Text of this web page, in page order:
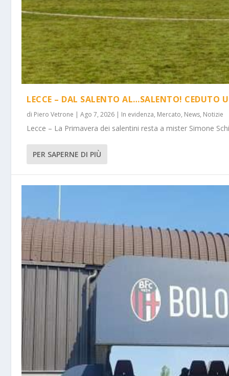
LECCE – DAL SALENTO AL…SALENTO! CEDUTO
di Piero Vetrone |Ago 7, 2026 | In evidenza, Mercato, News, Notizie
Lecce – La Primavera dei salentini resta a mister Simone
PER SAPERNE DI PIÙ